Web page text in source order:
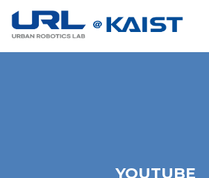
YOUTUBE